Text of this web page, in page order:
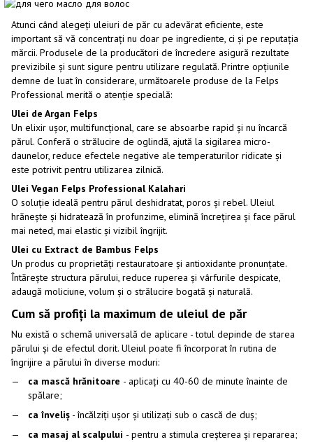
Atunci când alegeți uleiuri de păr cu adevărat eficiente, este
important să vă concentrați nu doar pe ingrediente, ci și pe reputația
mărcii. Produsele de la producători de încredere asigură rezultate
previzibile și sunt sigure pentru utilizare regulată. Printre opțiunile
demne de luat în considerare, următoarele produse de la Felps
Professional merită o atenție specială:
Ulei de Argan Felps
Un elixir ușor, multifuncțional, care se absoarbe rapid și nu încarcă
părul. Conferă o strălucire de oglindă, ajută la sigilarea micro-
daunelor, reduce efectele negative ale temperaturilor ridicate și
este potrivit pentru utilizarea zilnică.
Ulei Vegan Felps Professional Kalahari
O soluție ideală pentru părul deshidratat, poros și rebel. Uleiul
hrănește și hidratează în profunzime, elimină încrețirea și face părul
mai neted, mai elastic și vizibil îngrijit.
Ulei cu Extract de Bambus Felps
Un produs cu proprietăți restauratoare și antioxidante pronunțate.
Întărește structura părului, reduce ruperea și vârfurile despicate,
adaugă moliciune, volum și o strălucire bogată și naturală.
Cum să profiți la maximum de uleiul de păr
Nu există o schemă universală de aplicare - totul depinde de starea
părului și de efectul dorit. Uleiul poate fi încorporat în rutina de
îngrijire a părului în diverse moduri:
ca mască hrănitoare - aplicați cu 40-60 de minute înainte de
spălare;
ca înveliș - încălziți ușor și utilizați sub o cască de duș;
ca masaj al scalpului - pentru a stimula creșterea și repararea;